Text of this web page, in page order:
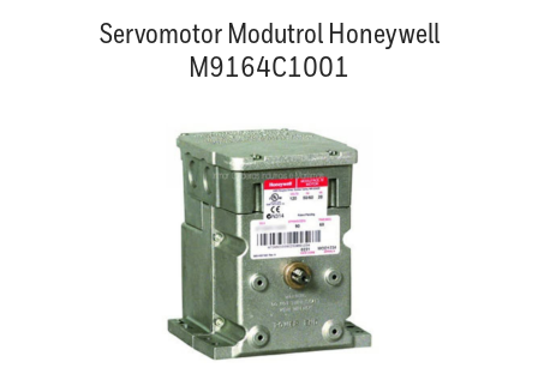
Servomotor Modutrol Honeywell
M9164C1001